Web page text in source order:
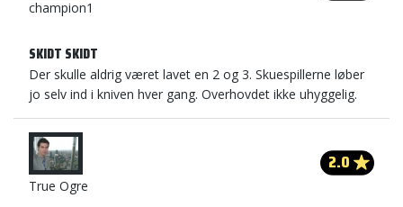
champion1
SKIDT SKIDT
Der skulle aldrig været lavet en 2 og 3. Skuespillerne løber
jo selv ind i kniven hver gang. Overhovdet ikke uhyggelig.
True Ogre
2.0